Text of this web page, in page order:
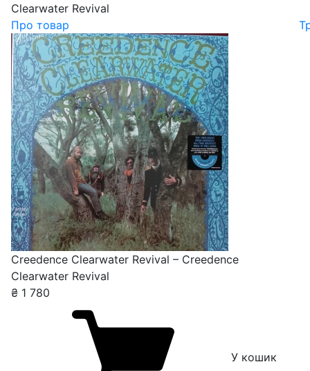
Clearwater Revival
Про товар
Creedence Clearwater Revival – Creedence
Clearwater Revival
₴ 1 780
У кошик